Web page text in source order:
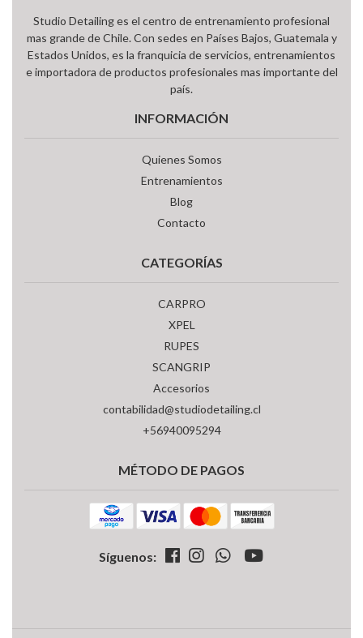
Studio Detailing es el centro de entrenamiento profesional
mas grande de Chile. Con sedes en Países Bajos, Guatemala y
Estados Unidos, es la franquicia de servicios, entrenamientos
e importadora de productos profesionales mas importante del
país.
INFORMACIÓN
Quienes Somos
Entrenamientos
Blog
Contacto
CATEGORÍAS
CARPRO
XPEL
RUPES
SCANGRIP
Accesorios
contabilidad@studiodetailing.cl
+56940095294
MÉTODO DE PAGOS
Síguenos: